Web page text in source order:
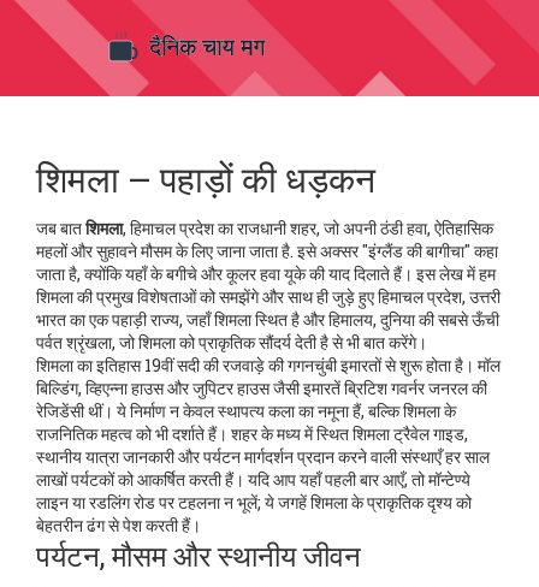
शिमला – पहाड़ों की धड़कन
जब बातशिमला, हिमाचल प्रदेश का राजधानी शहर, जो अपनी ठंडी हवा, ऐतिहासिक
महलों और सुहावने मौसम के लिए जाना जाता है. इसे अक्सर "इंग्लैंड की बागीचा" कहा
जाता है, क्योंकि यहाँ के बगीचे और कूलर हवा यूके की याद दिलाते हैं। इस लेख में हम
शिमला की प्रमुख विशेषताओं को समझेंगे और साथ ही जुड़े हुएहिमाचल प्रदेश, उत्तरी
भारत का एक पहाड़ी राज्य, जहाँ शिमला स्थित हैऔरहिमालय, दुनिया की सबसे ऊँची
पर्वत श्रृंखला, जो शिमला को प्राकृतिक सौंदर्य देती हैसे भी बात करेंगे।
शिमला का इतिहास 19वीं सदी की रजवाड़े की गगनचुंबी इमारतों से शुरू होता है। मॉल
बिल्डिंग, व्हिएन्ना हाउस और जुपिटर हाउस जैसी इमारतें ब्रिटिश गवर्नर जनरल की
रेजिडेंसी थीं। ये निर्माण न केवल स्थापत्य कला का नमूना हैं, बल्कि शिमला के
राजनितिक महत्व को भी दर्शाते हैं। शहर के मध्य में स्थितशिमला ट्रैवेल गाइड,
स्थानीय यात्रा जानकारी और पर्यटन मार्गदर्शन प्रदान करने वाली संस्थाएँहर साल
लाखों पर्यटकों को आकर्षित करती हैं। यदि आप यहाँ पहली बार आएँ, तो मॉन्टेण्ये
लाइन या रडलिंग रोड पर टहलना न भूलें; ये जगहें शिमला के प्राकृतिक दृश्य को
बेहतरीन ढंग से पेश करती हैं।
पर्यटन, मौसम और स्थानीय जीवन